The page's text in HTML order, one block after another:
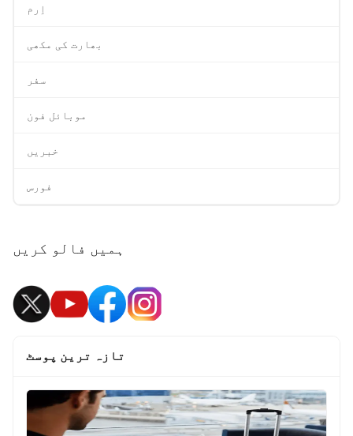
اِرم
بھارت کی مکھی
سفر
موبائل فون
خبریں
فورس
ہمیں فالو کریں
تازہ ترین پوسٹ